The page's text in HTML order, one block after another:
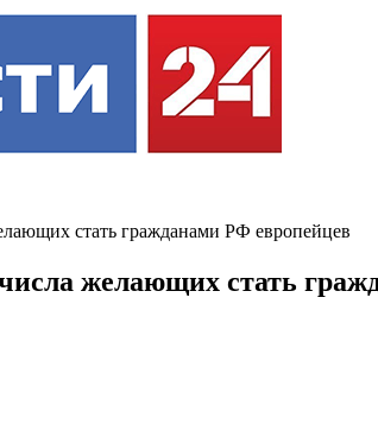
стать гражданами РФ европейцев
желающих стать